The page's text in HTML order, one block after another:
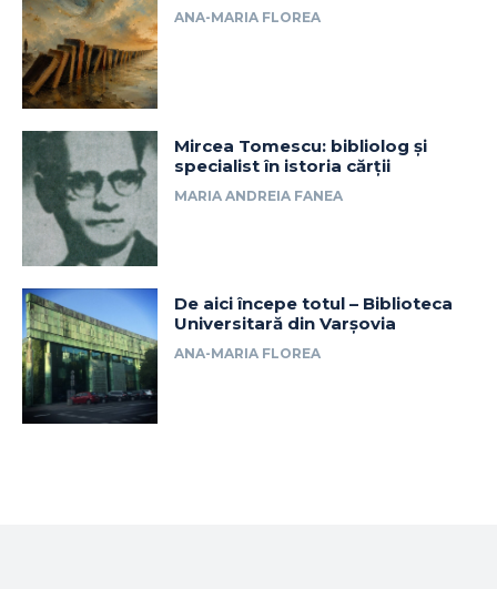
ANA-MARIA FLOREA
Mircea Tomescu: bibliolog și
specialist în istoria cărții
MARIA ANDREIA FANEA
De aici începe totul – Biblioteca
Universitară din Varșovia
ANA-MARIA FLOREA